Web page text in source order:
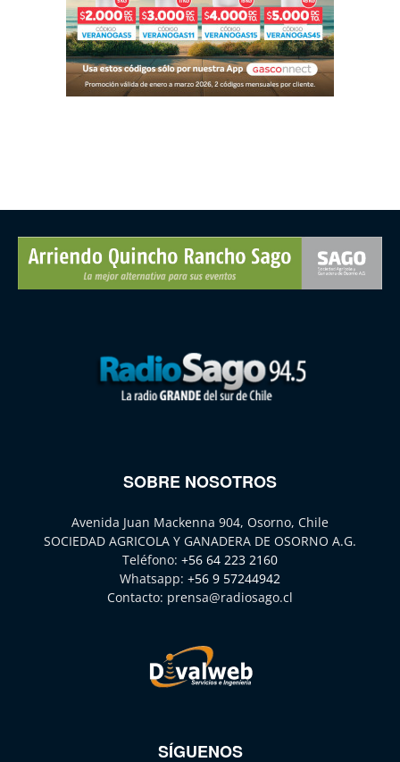
SOBRE NOSOTROS
Avenida Juan Mackenna 904, Osorno, Chile
SOCIEDAD AGRICOLA Y GANADERA DE OSORNO A.G.
Teléfono: +56 64 223 2160
Whatsapp: +56 9 57244942
Contacto: prensa@radiosago.cl
SÍGUENOS